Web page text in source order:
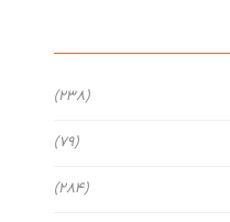
(238)
(79)
(284)